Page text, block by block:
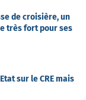
de croisière, un
très fort pour ses
sur le CRE mais